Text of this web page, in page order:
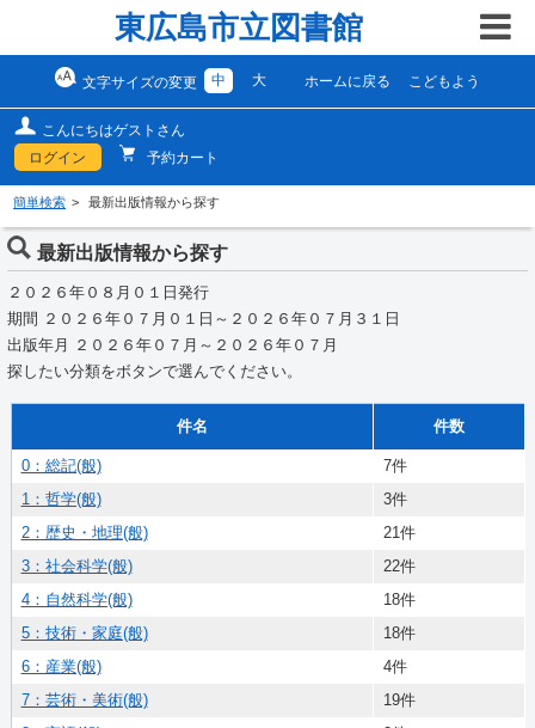
東広島市立図書館
文字サイズの変更 中 大 ホームに戻る こどもよう
こんにちはゲストさん
ログイン
予約カート
簡単検索 最新出版情報から探す
最新出版情報から探す
２０２６年０８月０１日発行
期間 ２０２６年０７月０１日～２０２６年０７月３１日
出版年月 ２０２６年０７月～２０２６年０７月
探したい分類をボタンで選んでください。
件名 件数
0：総記(般)
7件
1：哲学(般)
3件
2：歴史・地理(般)
21件
3：社会科学(般)
22件
4：自然科学(般)
18件
5：技術・家庭(般)
18件
6：産業(般)
4件
7：芸術・美術(般)
19件